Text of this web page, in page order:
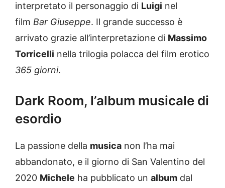
interpretato il personaggio di Luigi nel
film Bar Giuseppe. Il grande successo è
arrivato grazie all’interpretazione di Massimo
Torricelli nella trilogia polacca del film erotico
365 giorni.
Dark Room, l’album musicale di
esordio
La passione della musica non l’ha mai
abbandonato, e il giorno di San Valentino del
2020 Michele ha pubblicato un album dal